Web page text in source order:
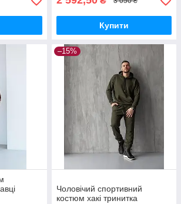
Купити
–15%
Чоловічий спортивний
костюм хакі тринитка